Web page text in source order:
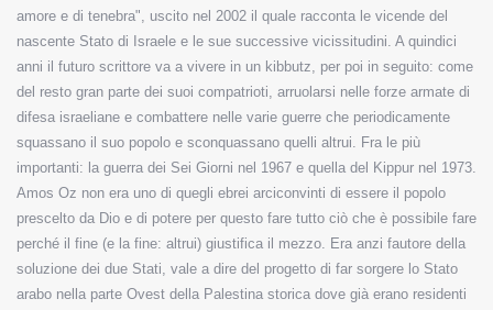
Informativa sulla privacy
amore e di tenebra", uscito nel 2002 il quale racconta le vicende del
nascente Stato di Israele e le sue successive vicissitudini. A quindici
anni il futuro scrittore va a vivere in un kibbutz, per poi in seguito: come
del resto gran parte dei suoi compatrioti, arruolarsi nelle forze armate di
difesa israeliane e combattere nelle varie guerre che periodicamente
squassano il suo popolo e sconquassano quelli altrui. Fra le più
importanti: la guerra dei Sei Giorni nel 1967 e quella del Kippur nel 1973.
Amos Oz non era uno di quegli ebrei arciconvinti di essere il popolo
prescelto da Dio e di potere per questo fare tutto ciò che è possibile fare
perché il fine (e la fine: altrui) giustifica il mezzo. Era anzi fautore della
soluzione dei due Stati, vale a dire del progetto di far sorgere lo Stato
arabo nella parte Ovest della Palestina storica dove già erano residenti